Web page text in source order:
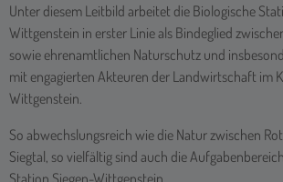
Unter diesem Leitbild arbeitet die Biologische
Wittgenstein in erster Linie als Bindeglied
sowie ehrenamtlichen Naturschutz und
mit engagierten Akteuren der Landwirtschaft im
Wittgenstein.
So abwechslungsreich wie die Natur zwischen
Siegtal, so vielfältig sind auch die
Station Siegen-Wittgenstein.